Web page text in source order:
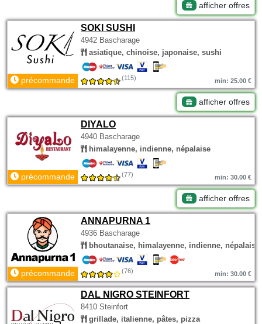
afficher offres
SOKI SUSHI
4942 Bascharage
asiatique, chinoise, japonaise, sushi
précommande (115) min: 25.00 €
afficher offres
DIYALO
4940 Bascharage
himalayenne, indienne, népalaise
précommande (77) min: 30.00 €
afficher offres
ANNAPURNA 1
4936 Bascharage
bhoutanaise, himalayenne, indienne, népalaise
précommande (76) min: 30.00 €
DAL NIGRO STEINFORT
8410 Steinfort
grillade, italienne, pâtes, pizza